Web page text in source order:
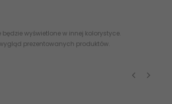
wyświetlone w innej kolorystyce.
prezentowanych produktów.